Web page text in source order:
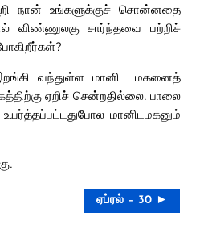
நான் உங்களுக்குச் சொன்னதை
விண்ணுலகு சார்ந்தவை பற்றிச்
வந்துள்ள மானிட மகனைத்
ஏறிச் சென்றதில்லை. பாலை
மானிடமகனும்
ஏப்ரல் – 30 ►